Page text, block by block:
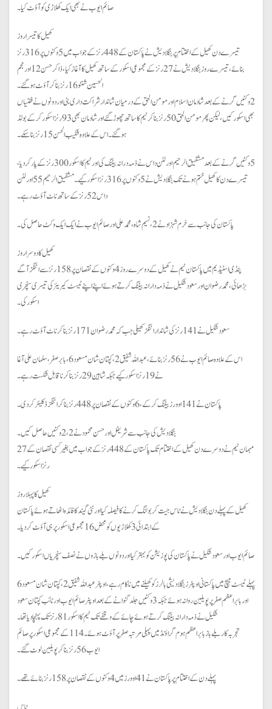
صائم ایوب نے بھی ایک کھلاڑی کو آؤٹ کیا۔
کھیل کا تیسرا روز
تیسرے دن کھیل کے اختتام پر بنگلادیش نے پاکستان کے 448 رنز کے جواب میں 5 وکٹوں پر 316 رنز
بنائے، تیسرے روز بنگلادیش نے27 رنز کے مجموعی اسکور کے ساتھ کھیل کا آغاز کیا،ذاکر حسن 12 اور نجم
الحسین شنٹو 16 رنزبناکر آؤٹ ہوگئے۔
2 وکٹیں گرنے کے بعد شادمان اسلام اور مومن الحق کے درمیان شاندار شراکت داری بنی اور دونوں نے ففٹیاں
بھی اسکور کیں، لیکن پھر مومن الحق 50 رنز بناکر ٹیم کا ساتھ چھوڑ گئے اور شادمان بھی 93 رنز اسکور کر کے بولڈ
ہوگئے۔اس کے علاوہ شکیب الحسن 15 رنز بناسکے۔
5 وکٹیں گرنے کے بعد مشفیق الرحیم اور لٹن داس نے ذمہ درانہ بیٹنگ کی اور ٹیم کا اسکور 300 رنز کے پار کردیا،
تیسرے دن کا کھیل ختم ہونے تک بنگلادیش نے 5 وکٹوں پر 316 رنز اسکور کیے۔ مشفیق الرحیم 55 اور لٹن
داس 52 رنز کے ساتھ ناٹ آؤٹ رہے۔
پاکستان کی جانب سے خرم شہزاد نے 2، نسیم شاہ، محمد علی اور صائم ایوب نے ایک ایک وکٹ حاصل کی۔
کھیل کا دوسرا روز
پنڈی اسٹیڈیم میں پاکستان ٹیم نے کھیل کے دوسرے روز 4 وکٹوں کے نقصان پر 158 رنز سے اننگز آگے
بڑھائی،محمد رضوان اور سعود شکیل نےذمہ دارانہ بیٹنگ کرتے ہوئے اپنے اپنے ٹیسٹ کیریئر کی تیسری سنچری
اسکور کی۔
سعود شکیل نے 141رنز کی شاندار اننگز کھیلی جب کہ محمد رضوان 171 رنز بناکر ناٹ آؤٹ رہے۔
اس کے علاوہ صائم ایوب نے 56 رنز بنائے،عبد اللہ شفیق 2، کپتان شان مسعود6، بابر صفر، سلمان علی آغا
نے 19 رنز اسکور کیے جبکہ شاہین 29 رنز بناکر ناقابل شکست رہے۔
پاکستان نے 141 اوورز بیٹنگ کرکے، 6 وکٹوں کے نقصان پر 448 رنز بناکر اننگز ڈکلیئرکر دی۔
بنگلادیش کی جانب سے شریفل اور حسن محمود نے2، 2 وکٹیں حاصل کیں ۔
مہمان ٹیم نے دوسرے دن کھیل کے اختتام تک پاکستان کے 448 رنز کے جواب میں بغیر کسی نقصان کے 27
رنز اسکور کیے۔
کھیل کا پہلا روز
کھیل کے پہلے دن بنگلادیش نے ٹاس جیت کر بولنگ کرنے کا فیصلہ کیا اور نئی گیند کا فائدہ اٹھاتے ہوئے پاکستان
کے ابتدائی 3 کھلاڑیوں کو محض 16 مجموعی اسکور پر ہی آؤٹ کردیا۔
صائم ایوب اور سعود شکیل نے پاکستان کی پوزیشن کو بہتر کیا اور دونوں بلے بازوں نے نصف سنچریاں اسکور کیں۔
پہلے ٹیسٹ میچ میں پاکستانی اوپنرز بنگلادیشی بالرز کو کھیلنے میں ناکام رہے، اوپنر عبداللہ شفیق 2، کپتان شان مسعود 6
اور بابراعظم صفر پر پویلین روانہ ہوئے جبکہ 3 وکٹیں جلد گنوانے کے بعد اوپنر صائم ایوب اور نائب کپتان سعود
شکیل نے ذمہ دارانہ بیٹنگ کرتے ہوئے چائے کے وقفے تک ٹیم کا اسکور 81 رنز تک پہنچا دیا تھا۔
تجربہ کار بلے باز بابراعظم ہوم گراؤنڈ میں پہلی مرتبہ صفر پر آؤٹ ہوئے۔ 114 کے مجموعی اسکور پر صائم
ایوب 56 رنز بناکر پویلین لوٹ گئے۔
پہلے دن کے اختتام پر پاکستان نے 41 اوورز میں 4 وکٹوں کے نقصان پر 158 رنز بنائےتھے۔